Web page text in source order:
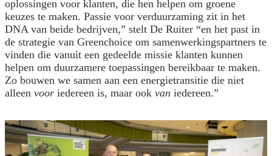
oplossingen voor klanten, die hen helpen om groene
keuzes te maken. Passie voor verduurzaming zit in het
DNA van beide bedrijven,” stelt De Ruiter “en het past in
de strategie van Greenchoice om samenwerkingspartners te
vinden die vanuit een gedeelde missie klanten kunnen
helpen om duurzamere toepassingen bereikbaar te maken.
Zo bouwen we samen aan een energietransitie die niet
alleen voor iedereen is, maar ook van iedereen.”